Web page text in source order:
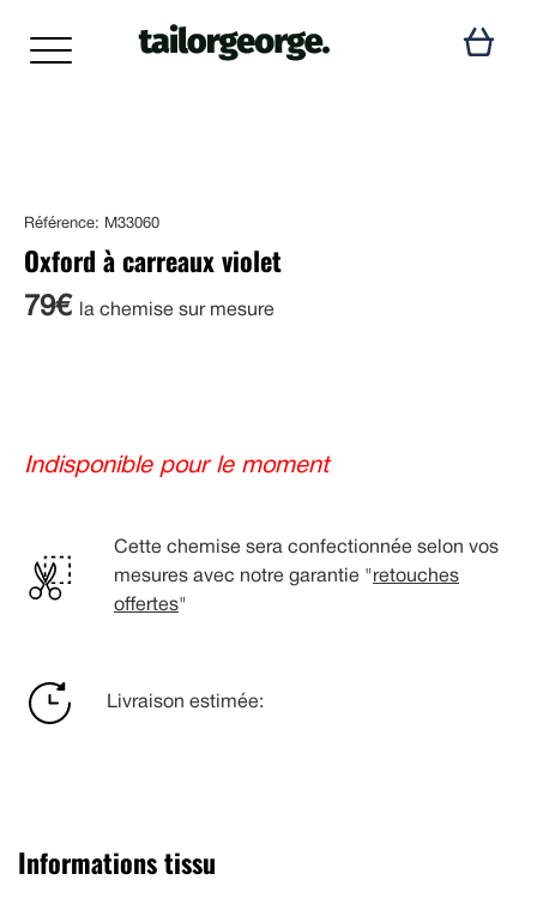
Référence: M33060
Oxford à carreaux violet
79€ la chemise sur mesure
Indisponible pour le moment
Cette chemise sera confectionnée selon vos
mesures avec notre garantie " retouches
offertes"
Livraison estimée:
Informations tissu